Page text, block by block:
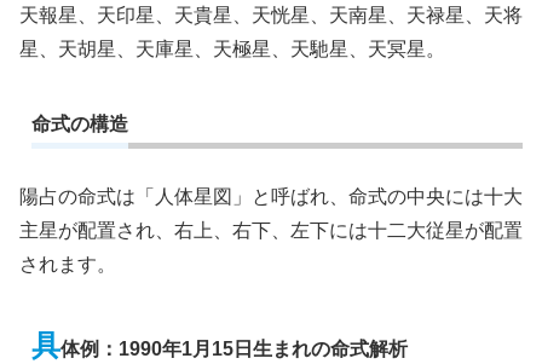
天報星、天印星、天貴星、天恍星、天南星、天禄星、天将
星、天胡星、天庫星、天極星、天馳星、天冥星。
命式の構造
陽占の命式は「人体星図」と呼ばれ、命式の中央には十大
主星が配置され、右上、右下、左下には十二大従星が配置
されます。
具体例：1990年1月15日生まれの命式解析